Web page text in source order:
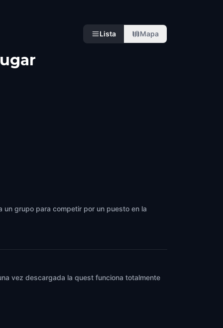
Lista Mapa
un grupo para competir por un puesto en la
vez descargada la quest funciona totalmente